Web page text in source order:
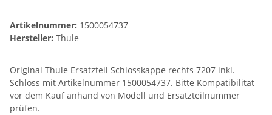
Artikelnummer: 1500054737
Hersteller: Thule
Original Thule Ersatzteil Schlosskappe rechts 7207 inkl.
Schloss mit Artikelnummer 1500054737. Bitte Kompatibilität
vor dem Kauf anhand von Modell und Ersatzteilnummer
prüfen.